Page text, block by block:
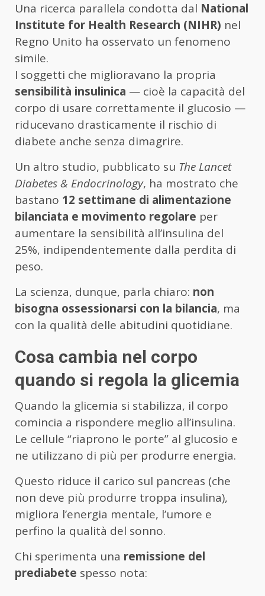
Una ricerca parallela condotta dal National
Institute for Health Research (NIHR) nel
Regno Unito ha osservato un fenomeno
simile.
I soggetti che miglioravano la propria
sensibilità insulinica — cioè la capacità del
corpo di usare correttamente il glucosio —
riducevano drasticamente il rischio di
diabete anche senza dimagrire.
Un altro studio, pubblicato su The Lancet
Diabetes & Endocrinology, ha mostrato che
bastano 12 settimane di alimentazione
bilanciata e movimento regolare per
aumentare la sensibilità all’insulina del
25%, indipendentemente dalla perdita di
peso.
La scienza, dunque, parla chiaro: non
bisogna ossessionarsi con la bilancia, ma
con la qualità delle abitudini quotidiane.
Cosa cambia nel corpo
quando si regola la glicemia
Quando la glicemia si stabilizza, il corpo
comincia a rispondere meglio all’insulina.
Le cellule “riaprono le porte” al glucosio e
ne utilizzano di più per produrre energia.
Questo riduce il carico sul pancreas (che
non deve più produrre troppa insulina),
migliora l’energia mentale, l’umore e
perfino la qualità del sonno.
Chi sperimenta una remissione del
prediabete spesso nota: